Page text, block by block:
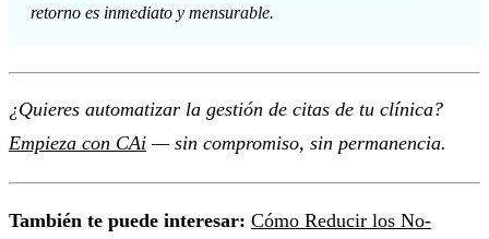
retorno es inmediato y mensurable.
¿Quieres automatizar la gestión de citas de tu clínica?
Empieza con CAi — sin compromiso, sin permanencia.
También te puede interesar: Cómo Reducir los No-